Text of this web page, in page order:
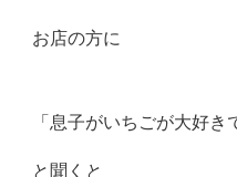
お店の方に
「息子がいちごが大好き
と聞くと